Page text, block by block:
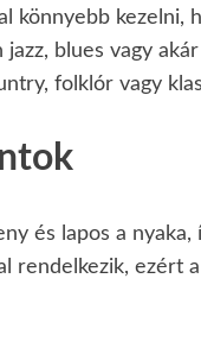
könnyebb kezelni,
blues vagy
folklór vagy
és lapos a nyaka,
rendelkezik, ezért